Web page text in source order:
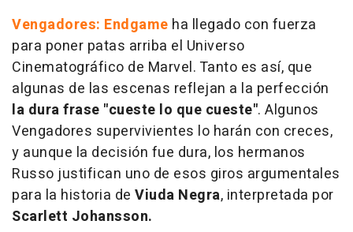
Vengadores: Endgame ha llegado con fuerza
para poner patas arriba el Universo
Cinematográfico de Marvel. Tanto es así, que
algunas de las escenas reflejan a la perfección
la dura frase "cueste lo que cueste". Algunos
Vengadores supervivientes lo harán con creces,
y aunque la decisión fue dura, los hermanos
Russo justifican uno de esos giros argumentales
para la historia de Viuda Negra, interpretada por
Scarlett Johansson.